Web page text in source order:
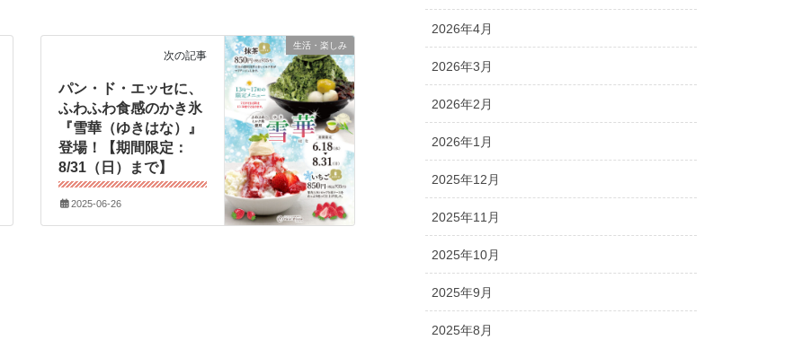
生活・楽しみ
次の記事
パン・ド・エッセに、
ふわふわ食感のかき氷
『雪華（ゆきはな）』
登場！【期間限定：
8/31（日）まで】
2025-06-26
2026年4月
2026年3月
2026年2月
2026年1月
2025年12月
2025年11月
2025年10月
2025年9月
2025年8月